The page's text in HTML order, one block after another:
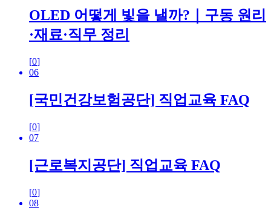
OLED 어떻게 빛을 낼까?｜구동 원리
·재료·직무 정리
[0]
06
[국민건강보험공단] 직업교육 FAQ
[0]
07
[근로복지공단] 직업교육 FAQ
[0]
08